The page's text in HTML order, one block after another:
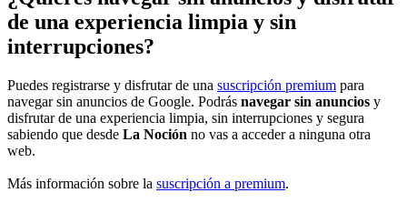
de una experiencia limpia y sin
interrupciones?
Puedes registrarse y disfrutar de una suscripción premium para
navegar sin anuncios de Google. Podrás navegar sin anuncios y
disfrutar de una experiencia limpia, sin interrupciones y segura
sabiendo que desde La Noción no vas a acceder a ninguna otra
web.
Más información sobre la suscripción a premium.